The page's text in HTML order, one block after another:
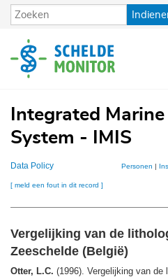
Overslaan
en
de
inhoud
Integrated
System - IMIS
Data Policy Personen |
[ meld een fout in dit record ]
Vergelijking van de
Zeeschelde (België)
Otter, L.C. (1996). Vergelijking van